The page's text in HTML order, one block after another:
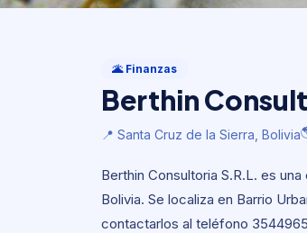
Berthin
🌎 Bolivia
🌋 Finanzas
Berthin
📍 Santa Cruz de la Sierra, Bolivia
Berthin Consultoria S.R.L. es
Bolivia. Se localiza en Barrio
contactarlos al teléfono